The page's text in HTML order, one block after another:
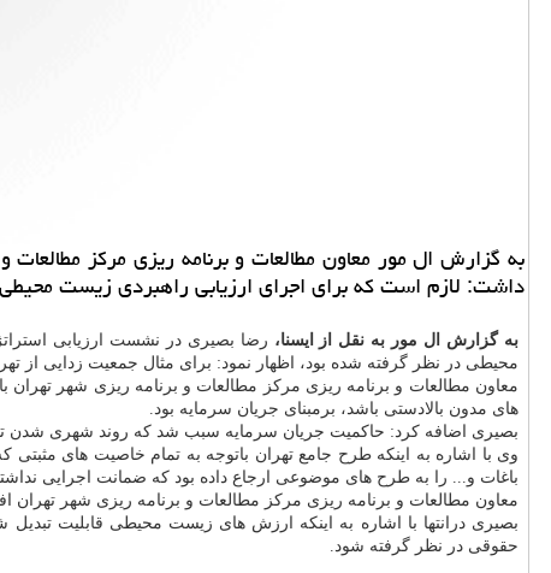
به گزارش ال مور معاون مطالعات و برنامه ریزی مركز
داشت: لازم است كه برای اجرای ارزیابی راهبردی زیست
به گزارش ال مور به نقل از ایسنا، رضا بصیری در نشست ارزیابی
محیطی در نظر گرفته شده بود، اظهار نمود: برای مثال جمعیت زدایی
معاون مطالعات و برنامه ریزی مركز مطالعات و برنامه ریزی شهر تهران با اشاره به اینكه شهر تهران بین سال
های مدون بالادستی باشد، برمبنای جریان سرمایه بود.
بصیری اضافه كرد: حاكمیت جریان سرمایه سبب شد كه روند شهری شدن
وی با اشاره به اینكه طرح جامع تهران باتوجه به تمام خاصیت های
باغات و... را به طرح های موضوعی ارجاع داده بود كه ضمانت اجرایی
معاون مطالعات و برنامه ریزی مركز مطالعات و برنامه ریزی شهر تهران افزود: از سال ۹۶ تابحال رویكرد مدیریت شهری بطور ویژه با در نظر گرفتن
حقوقی در نظر گرفته شود.